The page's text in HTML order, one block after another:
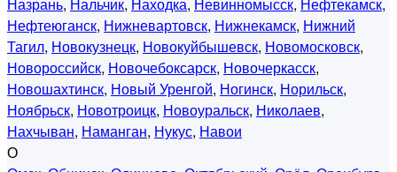
Нефтеюганск, Нижневартовск, Нижнекамск, Нижний
Тагил, Новокузнецк, Новокуйбышевск, Новомосковск,
Новороссийск, Новочебоксарск, Новочеркасск,
Новошахтинск, Новый Уренгой, Ногинск, Норильск,
Ноябрьск, Новотроицк, Новоуральск, Николаев,
Нахчыван, Наманган, Нукус, Навои
О